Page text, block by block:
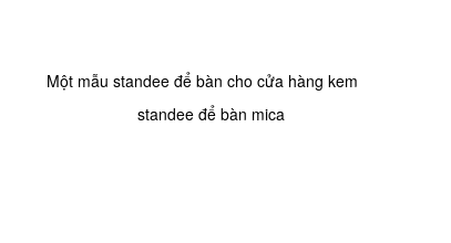
Một mẫu standee để bàn cho cửa hàng kem